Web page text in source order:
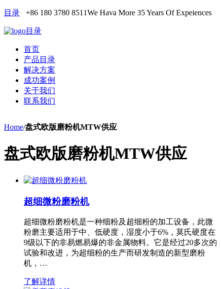
目录 +86 180 3780 8511We Hava More 35 Years Of Expeiences
目录
首页
产品目录
解决方案
成功案例
关于我们
联系我们
Home/盘式欧版磨粉机MTW供应
盘式欧版磨粉机MTW供应
超细微粉磨粉机
超细微粉磨粉机是一种细粉及超细粉的加工设备，此微
粉磨主要适用于中、低硬度，湿度小于6%，莫氏硬度在
9级以下的非易燃易爆的非金属物料。它是经过20多次的
试验和改进，为超细粉的生产而研发制造的新型磨粉
机，…
了解详情